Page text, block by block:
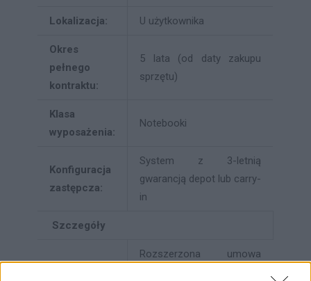
Lokalizacja: U użytkownika
Okres
pełnego
kontraktu:
5 lata (od daty zakupu
sprzętu)
Klasa
wyposażenia:
Notebooki
Konfiguracja
zastępcza:
System z 3-letnią
gwarancją depot lub carry-
in
Szczegóły
Rozszerzona umowa